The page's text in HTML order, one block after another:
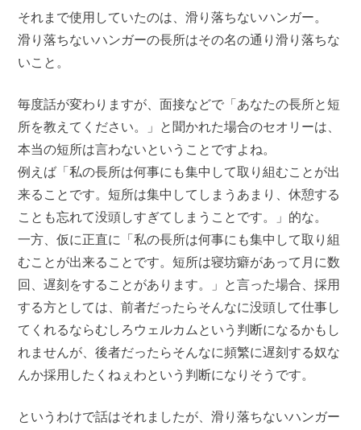
それまで使用していたのは、滑り落ちないハンガー。
滑り落ちないハンガーの長所はその名の通り滑り落ちな
いこと。
毎度話が変わりますが、面接などで「あなたの長所と短
所を教えてください。」と聞かれた場合のセオリーは、
本当の短所は言わないということですよね。
例えば「私の長所は何事にも集中して取り組むことが出
来ることです。短所は集中してしまうあまり、休憩する
ことも忘れて没頭しすぎてしまうことです。」的な。
一方、仮に正直に「私の長所は何事にも集中して取り組
むことが出来ることです。短所は寝坊癖があって月に数
回、遅刻をすることがあります。」と言った場合、採用
する方としては、前者だったらそんなに没頭して仕事し
てくれるならむしろウェルカムという判断になるかもし
れませんが、後者だったらそんなに頻繁に遅刻する奴な
んか採用したくねぇわという判断になりそうです。
というわけで話はそれましたが、滑り落ちないハンガー